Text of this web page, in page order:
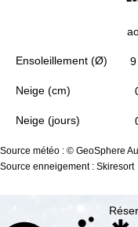
Ensoleillement (Ø)
Neige (cm)
Neige (jours)
9
Source météo : © GeoSphere
Source enneigement : Skiresort